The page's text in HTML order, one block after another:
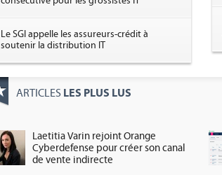
Le SGI appelle les assureurs-crédit à
soutenir la distribution IT
ARTICLES LES PLUS LUS
Laetitia Varin rejoint Orange
Cyberdefense pour créer son canal
de vente indirecte